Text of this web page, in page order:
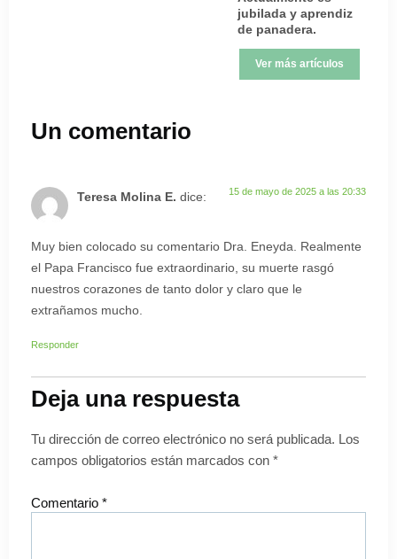
jubilada y aprendiz
de panadera.
Ver más artículos
Un comentario
Teresa Molina E. dice: 15 de mayo de 2025 a las 20:33
Muy bien colocado su comentario Dra. Eneyda. Realmente
el Papa Francisco fue extraordinario, su muerte rasgó
nuestros corazones de tanto dolor y claro que le
extrañamos mucho.
Responder
Deja una respuesta
Tu dirección de correo electrónico no será publicada. Los
campos obligatorios están marcados con *
Comentario *